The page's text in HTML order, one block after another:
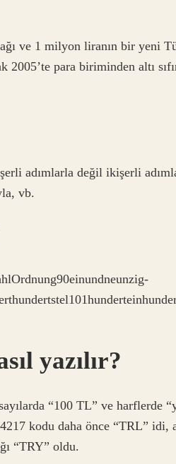
ve 1 milyon liranın bir yeni
para biriminden altı
adımlarla değil ikişerli
vb.
yazılır?
“100 TL” ve harflerde
kodu daha önce “TRL” idi,
“TRY” oldu.